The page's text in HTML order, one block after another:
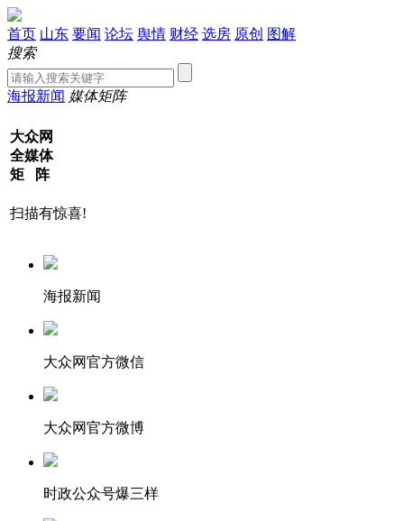
首页 山东 要闻 论坛 舆情 财经 选房 原创 图解
搜索
海报新闻 媒体矩阵
大众网
全媒体
矩 阵
扫描有惊喜!
海报新闻
大众网官方微信
大众网官方微博
时政公众号爆三样